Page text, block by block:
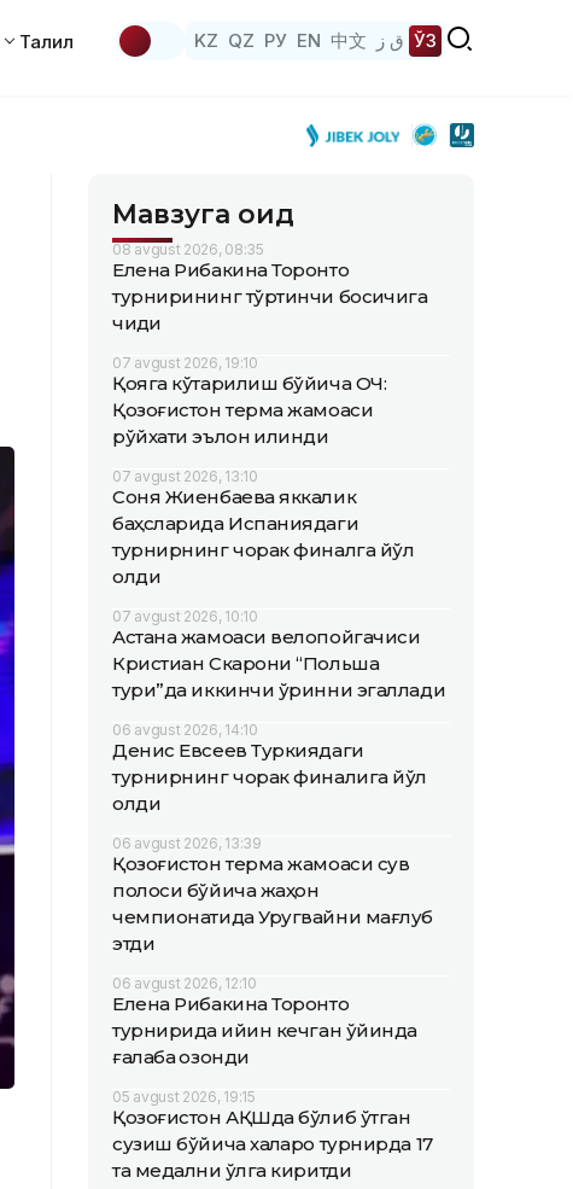
Таҳлил KZ QZ РУ EN 中文 ق ز ЎЗ
Мавзуга оид
08 avgust 2026, 08:35
Елена Рибакина Торонто
турнирининг тўртинчи босқичига
чиқди
07 avgust 2026, 19:10
Қояга кўтарилиш бўйича ОЧ:
Қозоғистон терма жамоаси
рўйхати эълон қилинди
07 avgust 2026, 13:10
Соня Жиенбаева яккалик
баҳсларида Испаниядаги
турнирнинг чорак финалга йўл
олди
07 avgust 2026, 10:10
Астана жамоаси велопойгачиси
Кристиан Скарони “Польша
тури”да иккинчи ўринни эгаллади
06 avgust 2026, 14:10
Денис Евсеев Туркиядаги
турнирнинг чорак финалига йўл
олди
06 avgust 2026, 13:39
Қозоғистон терма жамоаси сув
полоси бўйича жаҳон
чемпионатида Уругвайни мағлуб
этди
06 avgust 2026, 12:10
Елена Рибакина Торонто
турнирида қийин кечган ўйинда
ғалаба қозонди
05 avgust 2026, 19:15
Қозоғистон АҚШда бўлиб ўтган
сузиш бўйича халқаро турнирда 17
та медални қўлга киритди